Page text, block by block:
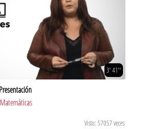
3' 41''
Visto: 57057 veces